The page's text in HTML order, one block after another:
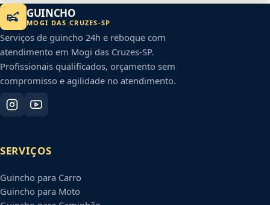
GUINCHO
MOGI DAS CRUZES-SP
Serviços de guincho 24h e reboque com
atendimento em Mogi das Cruzes-SP.
Profissionais qualificados, orçamento sem
compromisso e agilidade no atendimento.
SERVIÇOS
Guincho para Carro
Guincho para Moto